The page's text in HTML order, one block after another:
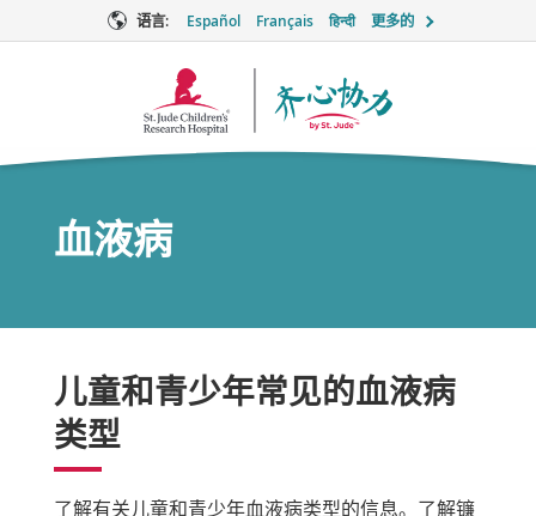
语言: Español Français हिन्दी 更多的
Together
血液病
儿童和青少年常见的血液病
类型
了解有关儿童和青少年血液病类型的信息。了解镰